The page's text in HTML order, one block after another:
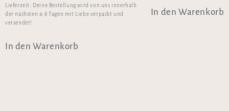
Lieferzeit: Deine Bestellung wird von uns innerhalb
der nächsten 4-8 Tagen mit Liebe verpackt und
versendet!
In den Warenkorb
In den Warenkorb